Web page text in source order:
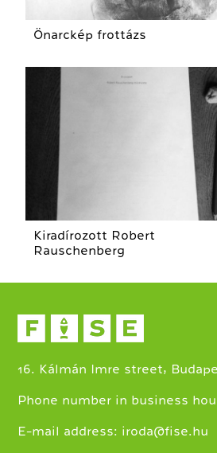
Önarckép frottázs
Kiradírozott Robert
Rauschenberg
16. Kálmán Imre street,
Phone number in business
E-mail address: iroda@fise.hu